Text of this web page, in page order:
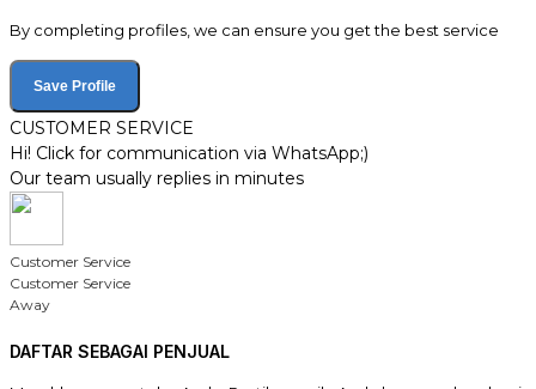
By completing profiles, we can ensure you get the best service
Save Profile
CUSTOMER SERVICE
Hi! Click for communication via WhatsApp;)
Our team usually replies in minutes
Customer Service
Customer Service
Away
DAFTAR SEBAGAI PENJUAL